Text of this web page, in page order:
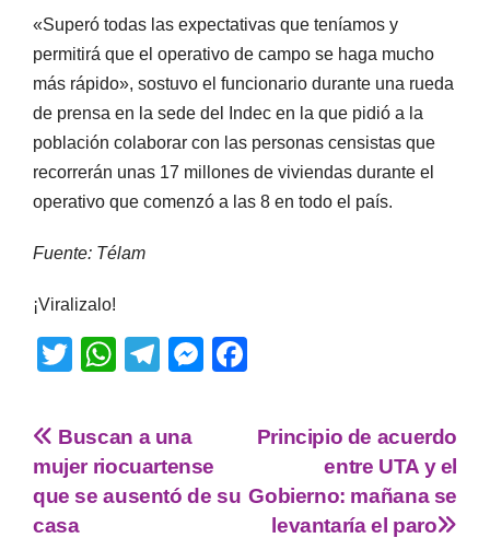
«Superó todas las expectativas que teníamos y
permitirá que el operativo de campo se haga mucho
más rápido», sostuvo el funcionario durante una rueda
de prensa en la sede del Indec en la que pidió a la
población colaborar con las personas censistas que
recorrerán unas 17 millones de viviendas durante el
operativo que comenzó a las 8 en todo el país.
Fuente: Télam
¡Viralizalo!
T
tt
er
W
at
s
A
T
e
gr
a
M
e
n
c
b
Principio de acuerdo
entre UTA y el
Gobierno: mañana se
levantaría el paro
Buscan a una
mujer riocuartense
que se ausentó de su
casa